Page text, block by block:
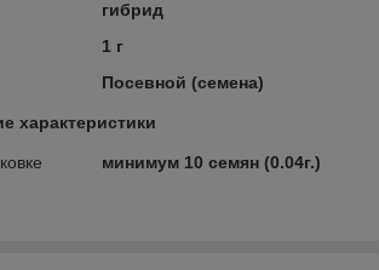
гибрид
1 г
Посевной (семена)
характеристики
минимум 10 семян (0.04г.)